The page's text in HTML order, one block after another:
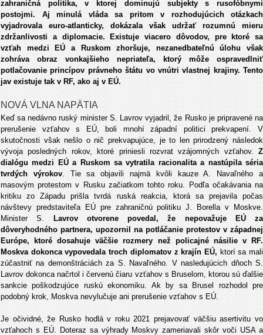
zahraničná politika, v ktorej dominujú subjekty s rusofóbnymi
postojmi. Aj minulá vláda sa pritom v rozhodujúcich otázkach
vyjadrovala euro-atlanticky, dokázala však udržať rozumnú mieru
zdržanlivosti a diplomacie. Existuje viacero dôvodov, pre ktoré sa
vzťah medzi EÚ a Ruskom zhoršuje, nezanedbateľnú úlohu však
zohráva obraz vonkajšieho nepriateľa, ktorý môže ospravedlniť
potlačovanie princípov právneho štátu vo vnútri vlastnej krajiny. Tento
jav existuje tak v RF, ako aj v EÚ.
NOVÁ VLNA NAPÄTIA
Keď sa nedávno ruský minister S. Lavrov vyjadril, že Rusko je pripravené na
prerušenie vzťahov s EÚ, boli mnohí západní politici prekvapení. V
skutočnosti však nešlo o nič prekvapujúce, je to len prirodzený následok
vývoja posledných rokov, ktoré priniesli rozvrat vzájomných vzťahov. Z
dialógu medzi EÚ a Ruskom sa vytratila racionalita a nastúpila séria
tvrdých výrokov. Tie sa objavili najmä kvôli kauze A. Navaľného a
masovým protestom v Rusku začiatkom tohto roku. Podľa očakávania na
kritiku zo Západu prišla tvrdá ruská reakcia, ktorá sa prejavila počas
návštevy predstaviteľa EÚ pre zahraničnú politiku J. Borella v Moskve.
Minister S.
Lavrov otvorene povedal, že nepovažuje EÚ za
dôveryhodného partnera, upozornil na potláčanie protestov v západnej
Európe, ktoré dosahuje väčšie rozmery než policajné násilie v RF.
Moskva dokonca vypovedala troch diplomatov z krajín EÚ, ktorí sa mali
zúčastniť na demonštráciách za S. Navaľného. V nasledujúcich dňoch S.
Lavrov dokonca načrtol i červenú čiaru vzťahov s Bruselom, ktorou sú ďalšie
sankcie poškodzujúce ruskú ekonomiku. Ak by sa Brusel rozhodol pre
podobný krok, Moskva nevylučuje ani prerušenie vzťahov s EÚ.
Je očividné, že Rusko hodlá v roku 2021 prejavovať väčšiu asertivitu vo
vzťahoch s EÚ. Doteraz sa výhrady Moskvy zameriavali skôr voči USA a